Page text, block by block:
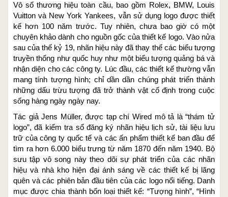
Vô số thương hiệu toàn cầu, bao gồm Rolex, BMW, Louis
Vuitton và New York Yankees, vẫn sử dụng logo được thiết
kế hơn 100 năm trước. Tuy nhiên, chưa bao giờ có một
chuyên khảo dành cho nguồn gốc của thiết kế logo. Vào nửa
sau của thế kỷ 19, nhãn hiệu này đã thay thế các biểu tượng
truyền thống như quốc huy như một biểu tượng quảng bá và
nhận diện cho các công ty. Lúc đầu, các thiết kế thường vẫn
mang tính tượng hình; chỉ dần dần chúng phát triển thành
những dấu trừu tượng đã trở thành vật cố định trong cuộc
sống hàng ngày ngày nay.
Tác giả Jens Müller, được tạp chí Wired mô tả là “thám tử
logo”, đã kiểm tra sổ đăng ký nhãn hiệu lịch sử, tài liệu lưu
trữ của công ty quốc tế và các ấn phẩm thiết kế ban đầu để
tìm ra hơn 6.000 biểu trưng từ năm 1870 đến năm 1940. Bộ
sưu tập vô song này theo dõi sự phát triển của các nhãn
hiệu và nhà kho hiện đại ánh sáng về các thiết kế bị lãng
quên và các phiên bản đầu tiên của các logo nổi tiếng. Danh
mục được chia thành bốn loại thiết kế: “Tượng hình”, “Hình